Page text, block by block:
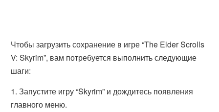
Чтобы загрузить сохранение в игре “The Elder Scrolls
V: Skyrim”, вам потребуется выполнить следующие
шаги:
1. Запустите игру “Skyrim” и дождитесь появления
главного меню.